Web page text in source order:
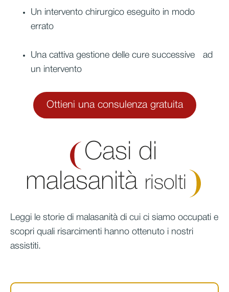
Un intervento chirurgico eseguito in modo
errato
Una cattiva gestione delle cure successive ad
un intervento
Ottieni una consulenza gratuita
Casi di
malasanità risolti
Leggi le storie di malasanità di cui ci siamo occupati e
scopri quali risarcimenti hanno ottenuto i nostri
assistiti.